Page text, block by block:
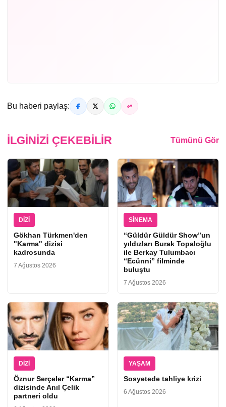
Bu haberi paylaş:
İLGINIZI ÇEKEBILIR Tümünü Gör
DIZI
Gökhan Türkmen'den
"Karma" dizisi
kadrosunda
7 Ağustos 2026
SINEMA
“Güldür Güldür Show”un
yıldızları Burak Topaloğlu
ile Berkay Tulumbacı
“Ecünni” filminde
buluştu
7 Ağustos 2026
DIZI
Öznur Serçeler “Karma”
dizisinde Anıl Çelik
partneri oldu
YAŞAM
Sosyetede tahliye krizi
6 Ağustos 2026